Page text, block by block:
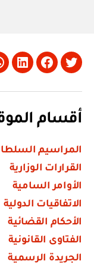
Twitter
Facebook
أقسام
المراسيم
القرارات الوزارية
الأوامر السامية
الاتفاقيات الدولية
الأحكام القضائية
الفتاوى القانونية
الجريدة الرسمية